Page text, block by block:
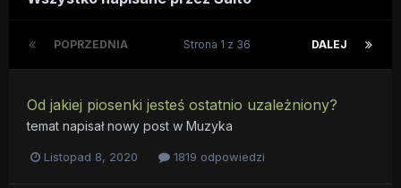
POPRZEDNIA DALEJ
Strona 1 z 36
Od jakiej piosenki jesteś ostatnio uzależniony?
temat napisał nowy post w Muzyka
Listopad 8, 2020 1819 odpowiedzi